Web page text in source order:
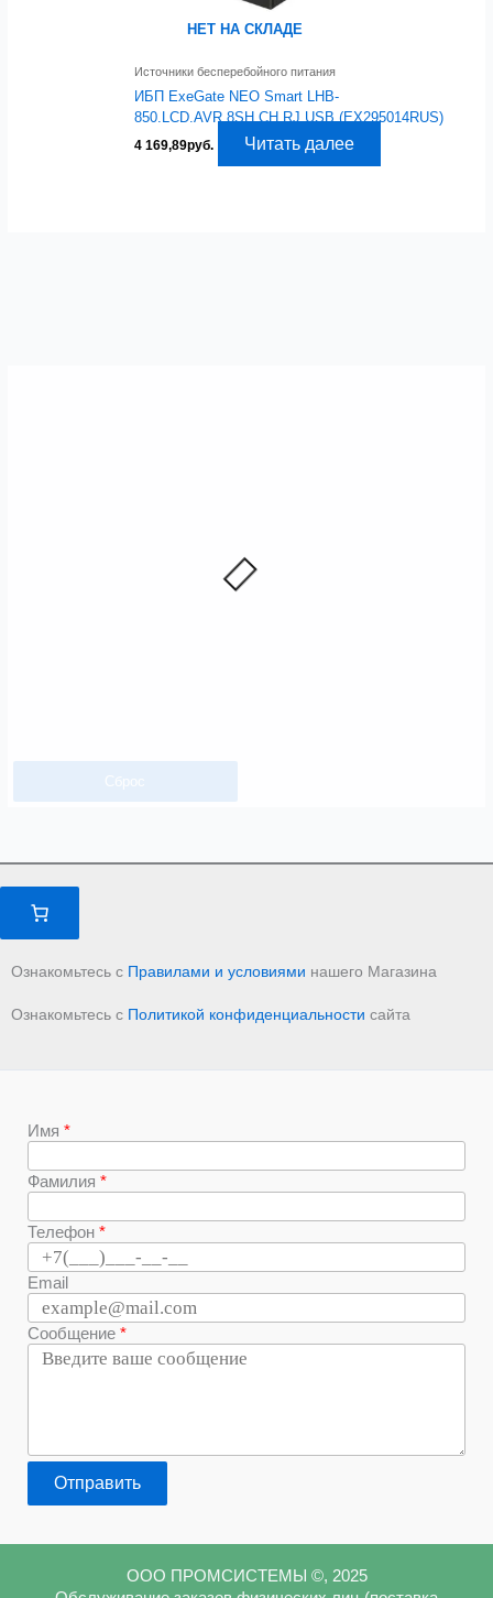
Сброс
НЕТ НА СКЛАДЕ
Источники бесперебойного питания
ИБП ExeGate NEO Smart LHB-
850.LCD.AVR.8SH.CH.RJ.USB (EX295014RUS)
4 169,89руб. Читать далее
Ознакомьтесь с Правилами и условиями нашего Магазина
Ознакомьтесь с Политикой конфиденциальности сайта
Имя
Фамилия
Телефон
Email
Сообщение
Отправить
ООО ПРОМСИСТЕМЫ ©, 2025